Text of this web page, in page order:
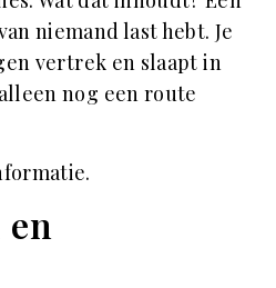
niemand last hebt. Je
vertrek en slaapt in
nog een route